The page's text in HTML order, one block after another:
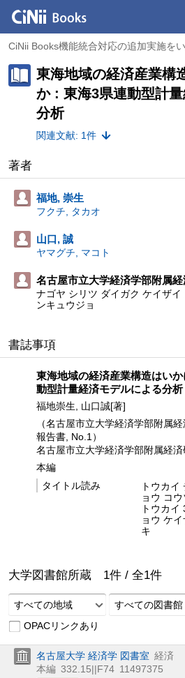
CiNii Books機能統合対応の追加実施を
東海地域の経済産業構
か : 東海3県連動型計
分析
関連文献: 1件
著者
福地, 崇生
フクチ, タカオ
山口, 誠
ヤマグチ, マコト
名古屋市立大学経済学部附属
ナゴヤ シリツ ダイガク ケイザ
ンキュウジョ
書誌事項
東海地域の経済産業構造はい
動型計量経済モデルによる分析
福地崇生, 山口誠[著]
（名古屋市立大学経済学部附属
報告書, No.1）
名古屋市立大学経済学部附属経
本編
タイトル読み
トウカ
ョウ コ
トウカイ
ョウ ケ
キ
大学図書館所蔵 1件 / 全1件
すべての地域
すべての図書館
OPACリンクあり
名古屋大学 経済学 図書室 経済
本編 332.15||F74 11497375